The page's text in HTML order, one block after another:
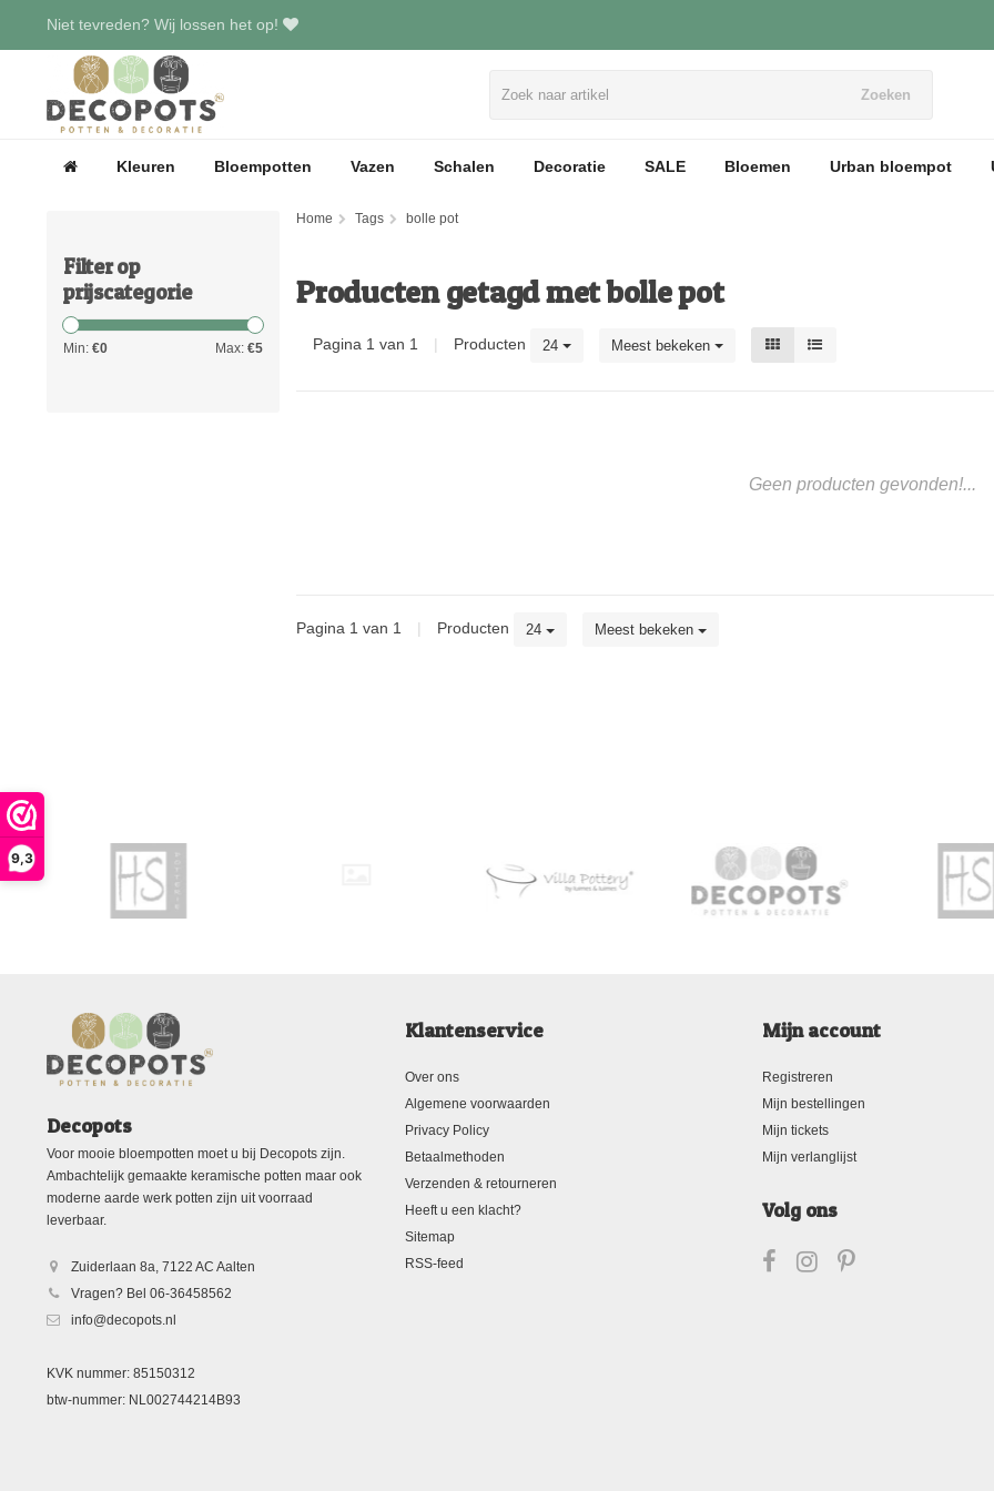
9,3
Niet tevreden? Wij lossen het op!
Zoeken
Kleuren Bloempotten Vazen Schalen Decoratie SALE Bloemen Urban bloempot
Filter op
prijscategorie
Min: €0 Max: €5
Home Tags bolle pot
Producten getagd met bolle pot
Pagina 1 van 1 | Producten 24 Meest bekeken
Geen producten gevonden!...
Pagina 1 van 1 | Producten 24 Meest bekeken
Decopots
Voor mooie bloempotten moet u bij Decopots zijn.
Ambachtelijk gemaakte keramische potten maar ook
moderne aarde werk potten zijn uit voorraad
leverbaar.
Zuiderlaan 8a, 7122 AC Aalten
Vragen? Bel 06-36458562
info@decopots.nl
KVK nummer: 85150312
btw-nummer: NL002744214B93
Klantenservice
Over ons
Algemene voorwaarden
Privacy Policy
Betaalmethoden
Verzenden & retourneren
Heeft u een klacht?
Sitemap
RSS-feed
Mijn account
Registreren
Mijn bestellingen
Mijn tickets
Mijn verlanglijst
Volg ons